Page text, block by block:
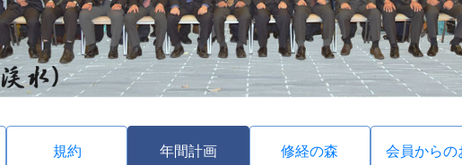
規約 年間計画 修経の森 会員からの